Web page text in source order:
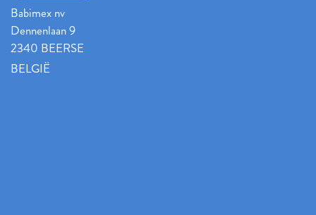
Babimex nv
Dennenlaan 9
2340 BEERSE
BELGIË